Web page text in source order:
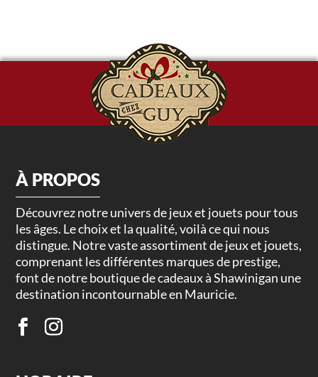
À PROPOS
Découvrez notre univers de jeux et jouets pour tous
les âges. Le choix et la qualité, voilà ce qui nous
distingue. Notre vaste assortiment de jeux et jouets,
comprenant les différentes marques de prestige,
font de notre boutique de cadeaux à Shawinigan une
destination incontournable en Mauricie.